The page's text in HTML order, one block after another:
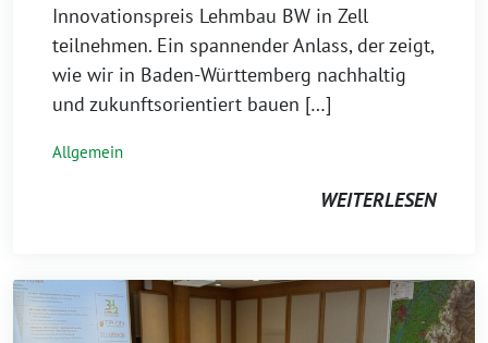
Innovationspreis Lehmbau BW in Zell
teilnehmen. Ein spannender Anlass, der zeigt,
wie wir in Baden-Württemberg nachhaltig
und zukunftsorientiert bauen […]
Allgemein
WEITERLESEN